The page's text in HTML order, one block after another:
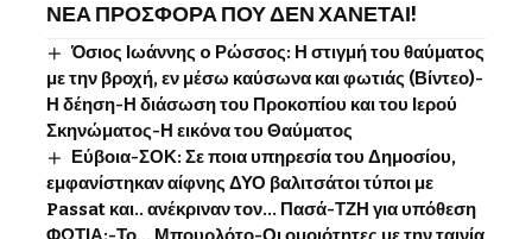
ΝΕΑ ΠΡΟΣΦΟΡΑ ΠΟΥ ΔΕΝ ΧΑΝΕΤΑΙ!
Όσιος Ιωάννης o Ρώσσος: Η στιγμή του θαύματος
με την βροχή, εν μέσω καύσωνα και φωτιάς (Βίντεο)-
Η δέηση-Η διάσωση του Προκοπίου και του Ιερού
Σκηνώματος-Η εικόνα του Θαύματος
Εύβοια-ΣΟΚ: Σε ποια υπηρεσία του Δημοσίου,
εμφανίστηκαν αίφνης ΔΥΟ βαλιτσάτοι τύποι με
Passat και.. ανέκριναν τον… Πασά-ΤΖΗ για υπόθεση